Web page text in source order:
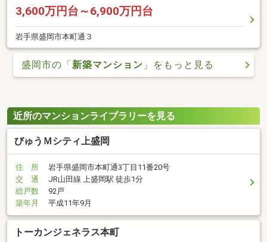
3,600万円台～6,900万円台
岩手県盛岡市本町通３
盛岡市の「新築マンション 」をもっと見る
近所のマンションライブラリーを見る
びゅうＭシティ上盛岡
住 所
岩手県盛岡市本町通3丁目11番20号
交 通
JR山田線 上盛岡駅 徒歩1分
総戸数
92戸
築年月
平成11年9月
トーカンジェネラス本町